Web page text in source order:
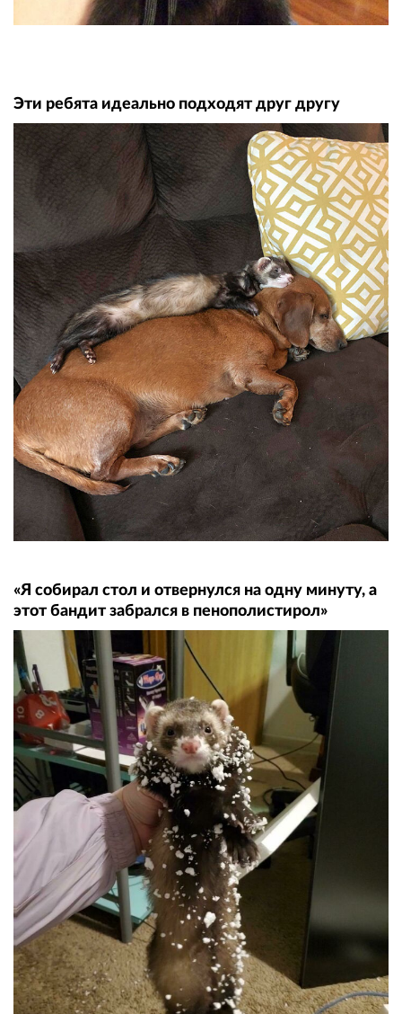
Эти ребята идеально подходят друг другу
«Я собирал стол и отвернулся на одну минуту, а
этот бандит забрался в пенополистирол»